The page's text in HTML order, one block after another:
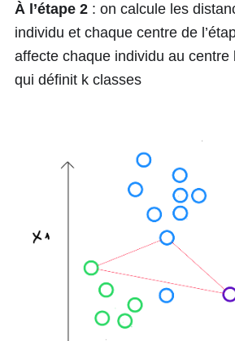
À l’étape 2 : on calcule les
individu et chaque centre de
affecte chaque individu au centre
qui définit k classes